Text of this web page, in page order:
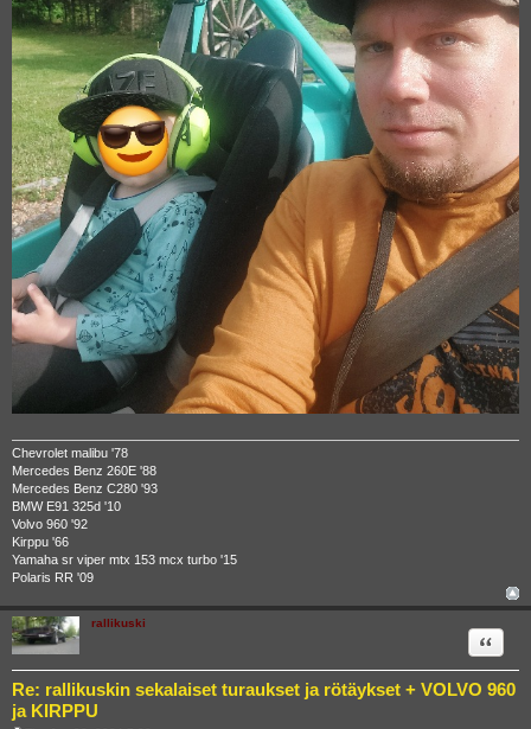
Chevrolet malibu '78
Mercedes Benz 260E '88
Mercedes Benz C280 '93
BMW E91 325d '10
Volvo 960 '92
Kirppu '66
Yamaha sr viper mtx 153 mcx turbo '15
Polaris RR '09
rallikuski
Re: rallikuskin sekalaiset turaukset ja rötäykset + VOLVO 960
ja KIRPPU
Quote